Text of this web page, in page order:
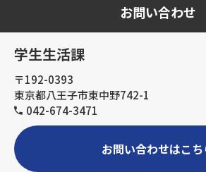
お問い合わせ
学生生活課
〒192-0393
東京都八王子市東中野742-1
042-674-3471
お問い合わせはこち